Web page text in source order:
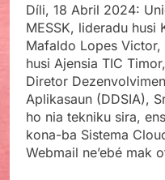
Díli, 18 Abril 2024:
MESSK, lideradu husi
Mafaldo Lopes
husi Ajensia TIC
Diretor
Aplikasaun (DDSIA),
ho nia tekniku sira,
kona-ba Sistema
Webmail ne’ebé mak